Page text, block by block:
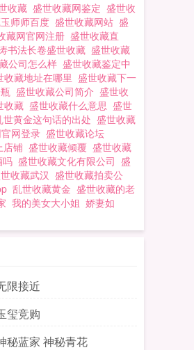
收藏 盛世收藏网鉴定 盛世收
师师百度 盛世收藏网站 盛
藏网官网注册 盛世收藏直
书法长卷盛世收藏 盛世收藏
公司怎么样 盛世收藏鉴定中
收藏地址在哪里 盛世收藏下一
盛世收藏公司简介 盛世收
收藏 盛世收藏什么意思 盛世
黄金这句话的出处 盛世收藏
网登录 盛世收藏论坛
店铺 盛世收藏倾覆 盛世收藏
吗 盛世收藏文化有限公司 盛
收藏武汉 盛世收藏拍卖公
乱世收藏黄金 盛世收藏的老
我的美女大小姐 娇妻如
限接近
玺竞购
秘蓝家 神秘青花